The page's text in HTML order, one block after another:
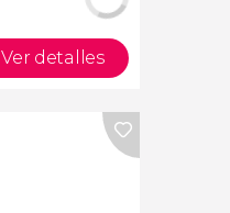
Ver detalles